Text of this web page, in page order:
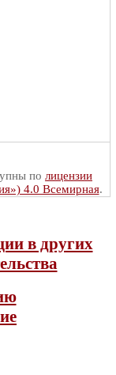
по лицензии
4.0 Всемирная.
в других